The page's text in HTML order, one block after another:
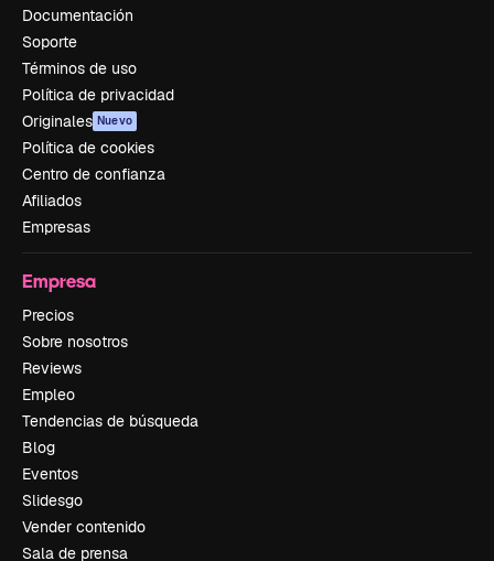
Documentación
Soporte
Términos de uso
Política de privacidad
Originales Nuevo
Política de cookies
Centro de confianza
Afiliados
Empresas
Empresa
Precios
Sobre nosotros
Reviews
Empleo
Tendencias de búsqueda
Blog
Eventos
Slidesgo
Vender contenido
Sala de prensa